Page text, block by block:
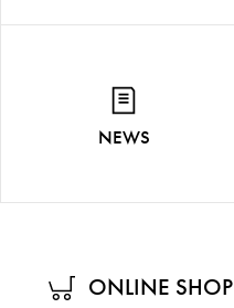
NEWS
ONLINE SHOP